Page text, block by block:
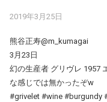
2019年3月25日
熊谷正寿@m_kumagai
3月23日
幻の生産者 グリヴレ 1957
な感じでは無かったぞw
#grivelet #wine #burgundy